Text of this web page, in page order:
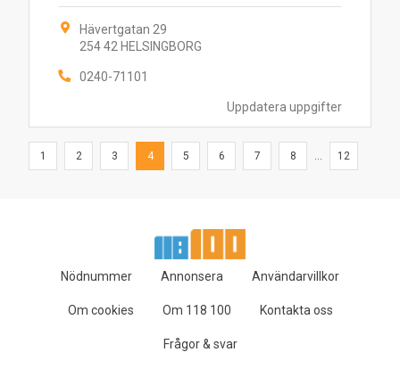
Uppdatera uppgifter
Hävertgatan 29
254 42 HELSINGBORG
0240-71101
1 2 3 4 5 6 7 8 ... 12
Nödnummer Annonsera Användarvillkor
Om cookies Om 118 100 Kontakta oss
Frågor & svar